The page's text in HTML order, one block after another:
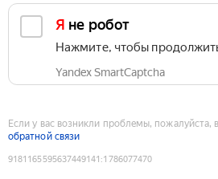
Я не робот
Нажмите, чтобы
Yandex SmartCaptcha
Если у вас возникли проблемы, пожалуйста,
обратной связи
9181165595637449141 :1786077470